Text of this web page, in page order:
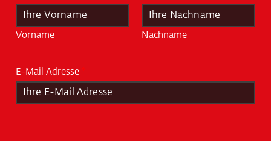
m
Vorname Nachname
E-Mail Adresse